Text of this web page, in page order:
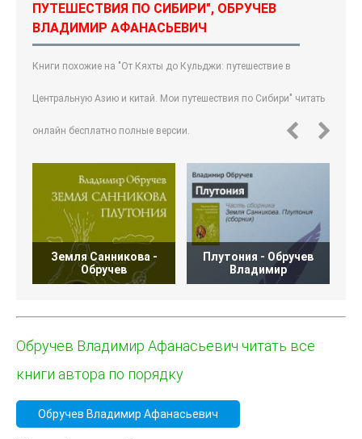
ПУТЕШЕСТВИЯ ПО СИБИРИ", ОБРУЧЕВ
ВЛАДИМИР АФАНАСЬЕВИЧ
Книги похожие на "От Кяхты до Кульджи: путешествие в
Центральную Азию и китай. Мои путешествия по Сибири" читать
онлайн бесплатно полные версии.
Земля Санникова -
Обручев
Плутония - Обручев
Владимир
Обручев Владимир Афанасьевич читать все
книги автора по порядку
Обручев Владимир Афанасьевич